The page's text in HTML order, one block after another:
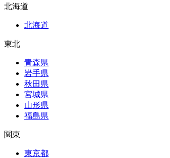
北海道
北海道
東北
青森県
岩手県
秋田県
宮城県
山形県
福島県
関東
東京都